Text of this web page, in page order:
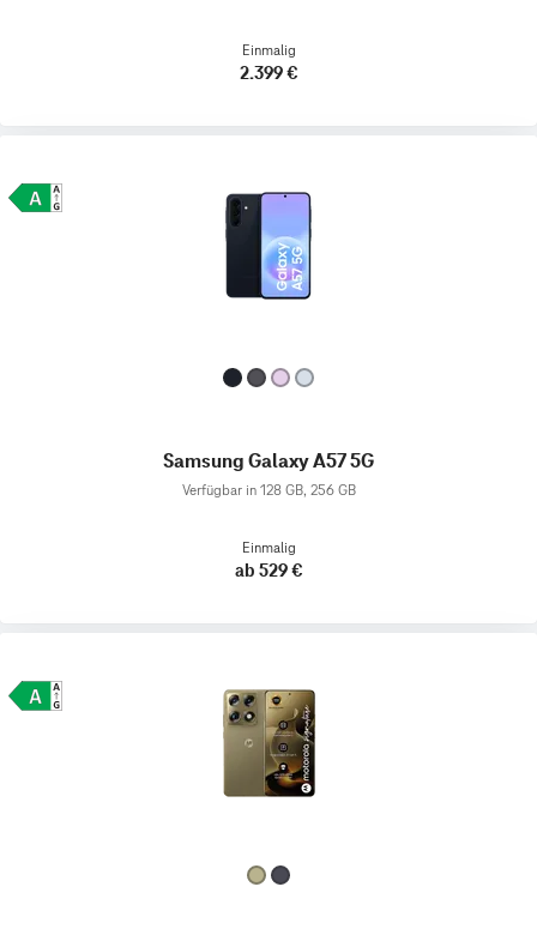
Einmalig
2.399 €
Samsung Galaxy A57 5G
Verfügbar in 128 GB, 256 GB
Einmalig
ab 529 €